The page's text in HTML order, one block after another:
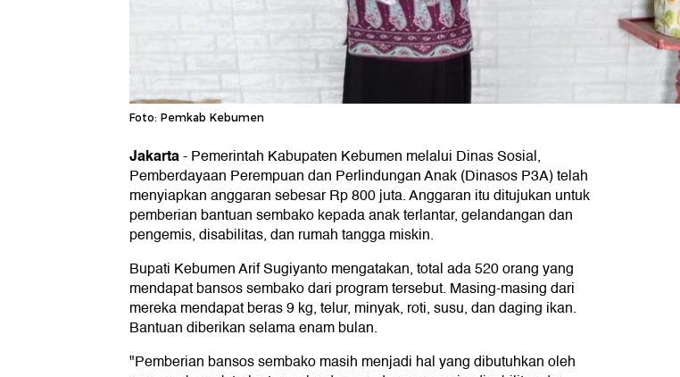
Foto: Pemkab Kebumen
Jakarta-Pemerintah Kabupaten Kebumen melalui Dinas Sosial,
Pemberdayaan Perempuan dan Perlindungan Anak (Dinasos P3A) telah
menyiapkan anggaran sebesar Rp 800 juta. Anggaran itu ditujukan untuk
pemberian bantuan sembako kepada anak terlantar, gelandangan dan
pengemis, disabilitas, dan rumah tangga miskin.
Bupati Kebumen Arif Sugiyanto mengatakan, total ada 520 orang yang
mendapat bansos sembako dari program tersebut. Masing-masing dari
mereka mendapat beras 9 kg, telur, minyak, roti, susu, dan daging ikan.
Bantuan diberikan selama enam bulan.
"Pemberian bansos sembako masih menjadi hal yang dibutuhkan oleh